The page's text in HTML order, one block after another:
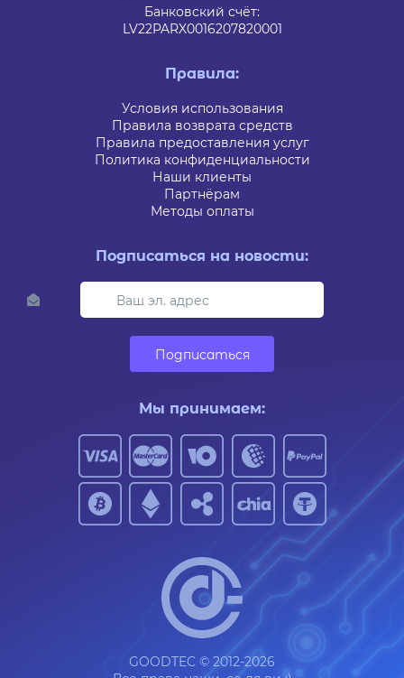
Банковский счёт:
LV22PARX0016207820001
GOODTEC © 2012-2026
Мы принимаем:
Подписаться на новости:
Подписаться
Правила:
Условия использования
Правила возврата средств
Правила предоставления услуг
Политика конфиденциальности
Наши клиенты
Партнёрам
Методы оплаты